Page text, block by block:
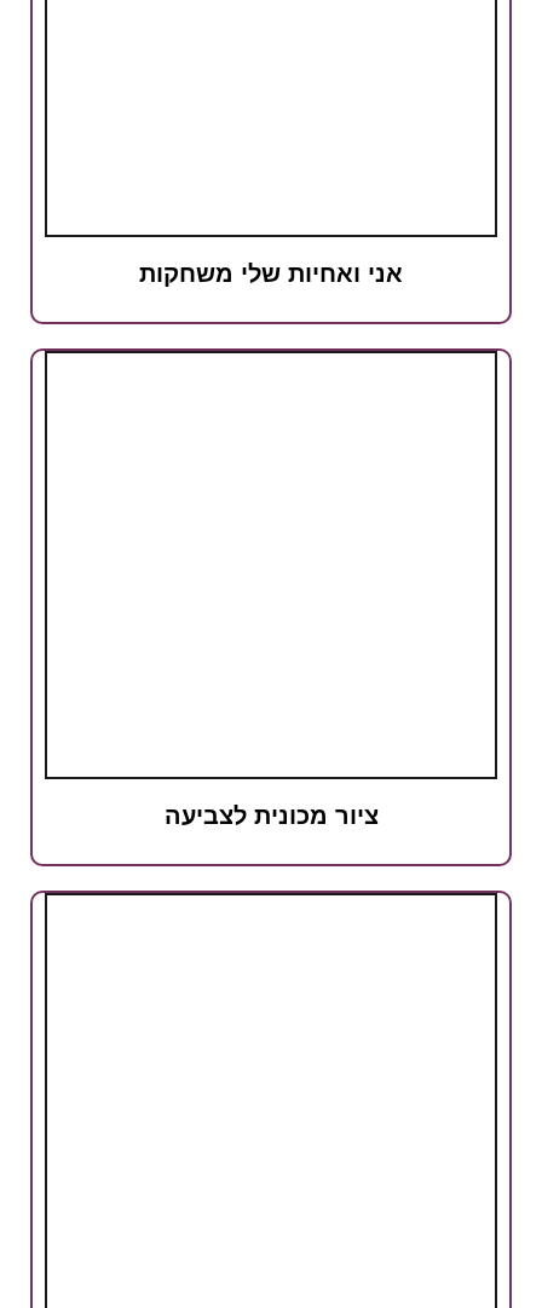
אני ואחיות שלי משחקות
ציור מכונית לצביעה